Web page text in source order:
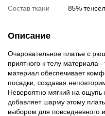
Состав ткани
85%
Описание
Очаровательное платье с
приятного к телу материала
материал обеспечивает
посадки, создавая
Невероятно мягкий на ощупь
добавляет шарму этому
выбором для повседневного